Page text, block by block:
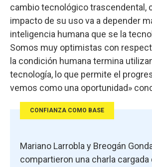
cambio tecnológico trascendental,
impacto de su uso va a depender
inteligencia humana que se la
Somos muy optimistas con
la condición humana termina
tecnología, lo que permite el
vemos como una oportunidad»
CONFIANZA COMO BASE
Mariano Larrobla y Breogán
compartieron una charla cargada